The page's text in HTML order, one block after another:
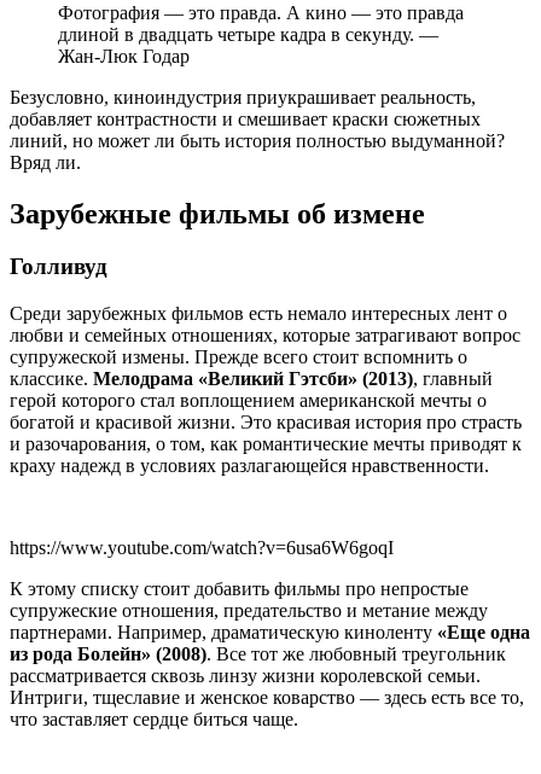
Фотография — это правда. А кино — это правда
длиной в двадцать четыре кадра в секунду. —
Жан-Люк Годар
Безусловно, киноиндустрия приукрашивает реальность,
добавляет контрастности и смешивает краски сюжетных
линий, но может ли быть история полностью выдуманной?
Вряд ли.
Зарубежные фильмы об измене
Голливуд
Среди зарубежных фильмов есть немало интересных лент о
любви и семейных отношениях, которые затрагивают вопрос
супружеской измены. Прежде всего стоит вспомнить о
классике. Мелодрама «Великий Гэтсби» (2013), главный
герой которого стал воплощением американской мечты о
богатой и красивой жизни. Это красивая история про страсть
и разочарования, о том, как романтические мечты приводят к
краху надежд в условиях разлагающейся нравственности.
https://www.youtube.com/watch?v=6usa6W6goqI
К этому списку стоит добавить фильмы про непростые
супружеские отношения, предательство и метание между
партнерами. Например, драматическую киноленту «Еще одна
из рода Болейн» (2008). Все тот же любовный треугольник
рассматривается сквозь линзу жизни королевской семьи.
Интриги, тщеславие и женское коварство — здесь есть все то,
что заставляет сердце биться чаще.